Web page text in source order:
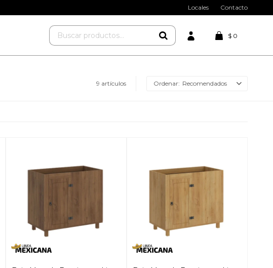
$ 0
Locales Contacto
9 artículos Recomendados